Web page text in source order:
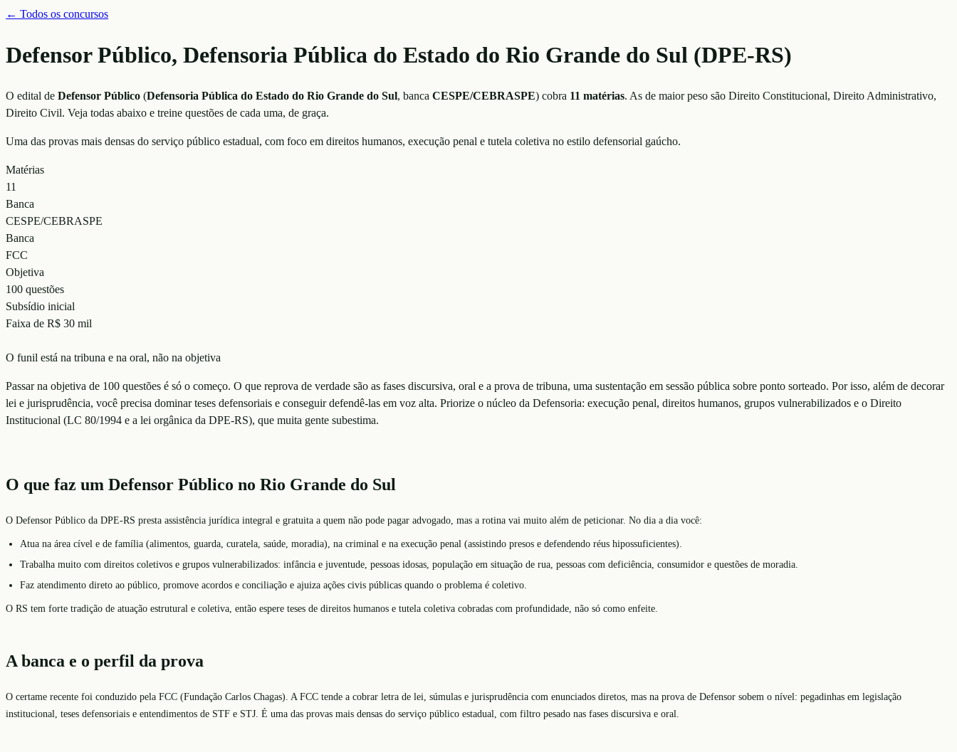
← Todos os concursos
Defensor Público, Defensoria Pública do Estado do Rio Grande do Sul (DPE-RS)
O edital de Defensor Público (Defensoria Pública do Estado do Rio Grande do Sul, banca CESPE/CEBRASPE) cobra 11 matérias. As de maior peso são Direito Constitucional, Direito Administrativo,
Direito Civil. Veja todas abaixo e treine questões de cada uma, de graça.
Uma das provas mais densas do serviço público estadual, com foco em direitos humanos, execução penal e tutela coletiva no estilo defensorial gaúcho.
Matérias
11
Banca
CESPE/CEBRASPE
Banca
FCC
Objetiva
100 questões
Subsídio inicial
Faixa de R$ 30 mil
O funil está na tribuna e na oral, não na objetiva
Passar na objetiva de 100 questões é só o começo. O que reprova de verdade são as fases discursiva, oral e a prova de tribuna, uma sustentação em sessão pública sobre ponto sorteado. Por isso, além de decorar
lei e jurisprudência, você precisa dominar teses defensoriais e conseguir defendê-las em voz alta. Priorize o núcleo da Defensoria: execução penal, direitos humanos, grupos vulnerabilizados e o Direito
Institucional (LC 80/1994 e a lei orgânica da DPE-RS), que muita gente subestima.
O que faz um Defensor Público no Rio Grande do Sul
O Defensor Público da DPE-RS presta assistência jurídica integral e gratuita a quem não pode pagar advogado, mas a rotina vai muito além de peticionar. No dia a dia você:
Atua na área cível e de família (alimentos, guarda, curatela, saúde, moradia), na criminal e na execução penal (assistindo presos e defendendo réus hipossuficientes).
Trabalha muito com direitos coletivos e grupos vulnerabilizados: infância e juventude, pessoas idosas, população em situação de rua, pessoas com deficiência, consumidor e questões de moradia.
Faz atendimento direto ao público, promove acordos e conciliação e ajuiza ações civis públicas quando o problema é coletivo.
O RS tem forte tradição de atuação estrutural e coletiva, então espere teses de direitos humanos e tutela coletiva cobradas com profundidade, não só como enfeite.
A banca e o perfil da prova
O certame recente foi conduzido pela FCC (Fundação Carlos Chagas). A FCC tende a cobrar letra de lei, súmulas e jurisprudência com enunciados diretos, mas na prova de Defensor sobem o nível: pegadinhas em legislação
institucional, teses defensoriais e entendimentos de STF e STJ. É uma das provas mais densas do serviço público estadual, com filtro pesado nas fases discursiva e oral.